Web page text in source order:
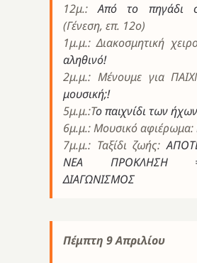
12μ.:Από το πηγάδι
(Γένεση, επ. 12ο)
1μ.μ.: Διακοσμητική
αληθινό!
2μ.μ.: Μένουμε για
μουσική;!
5μ.μ.:Το παιχνίδι των ήχων
6μ.μ.: Μουσικό αφιέρωμα:
7μ.μ.: Ταξίδι ζωής:
ΝΕΑ ΠΡΟΚΛΗΣΗ
ΔΙΑΓΩΝΙΣΜΟΣ
Πέμπτη 9 Απριλίου